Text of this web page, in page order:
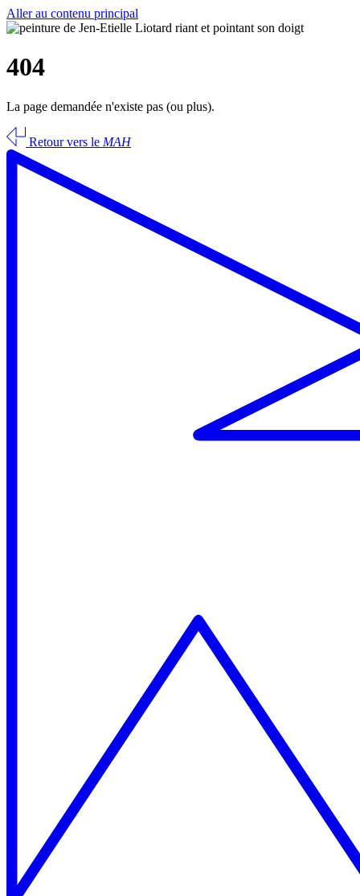
Aller au contenu principal
404
La page demandée n'existe pas (ou plus).
Retour vers le MAH